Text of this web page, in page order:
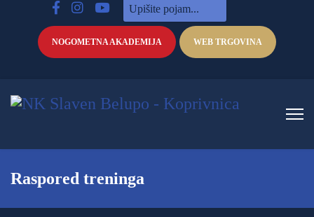
NOGOMETNA AKADEMIJA WEB TRGOVINA
Raspored treninga